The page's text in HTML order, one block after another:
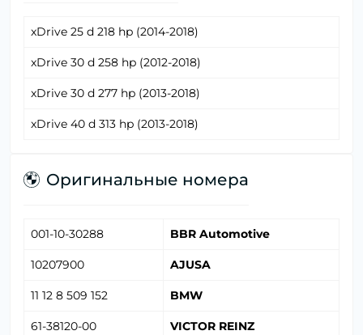
xDrive 25 d 218 hp (2014-2018)
xDrive 30 d 258 hp (2012-2018)
xDrive 30 d 277 hp (2013-2018)
xDrive 40 d 313 hp (2013-2018)
Оригинальные номера
001-10-30288 BBR Automotive
10207900 AJUSA
11 12 8 509 152 BMW
61-38120-00 VICTOR REINZ